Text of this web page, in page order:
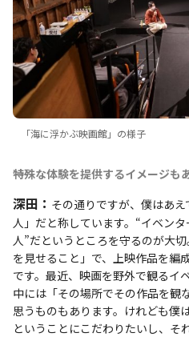
「海に浮かぶ映画館」の様子
――特殊な体験を提供するイメージも
深田： その通りですが、僕はあ
人」だと称しています。“イベン
人”だというところを守るのが大
を見せること」で、上映作品を編
です。最近、映画を野外で観るイ
中には「その場所でその作品を観
思うものもあります。けれども僕
ということにこだわりたいし、そ